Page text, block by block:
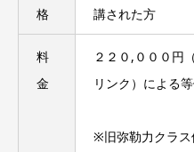
格
講された方
料
金
２２０,０００円
リンク）による
※旧弥勒力クラス